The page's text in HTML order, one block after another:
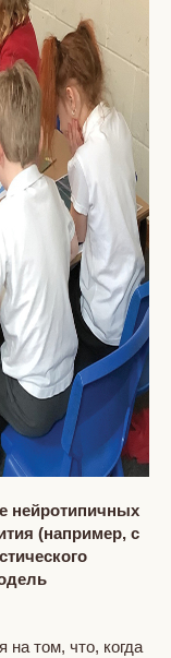
нейротипичных
(например, с
том, что, когда